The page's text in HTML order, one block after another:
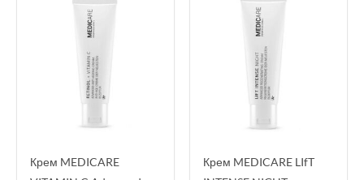
Крем MEDICARE
Крем MEDICARE LIfT